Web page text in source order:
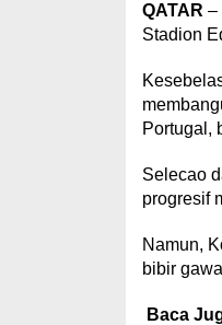
QATAR –
Stadion
Portugal,
Selecao
progresif
Namun,
bibir
Baca